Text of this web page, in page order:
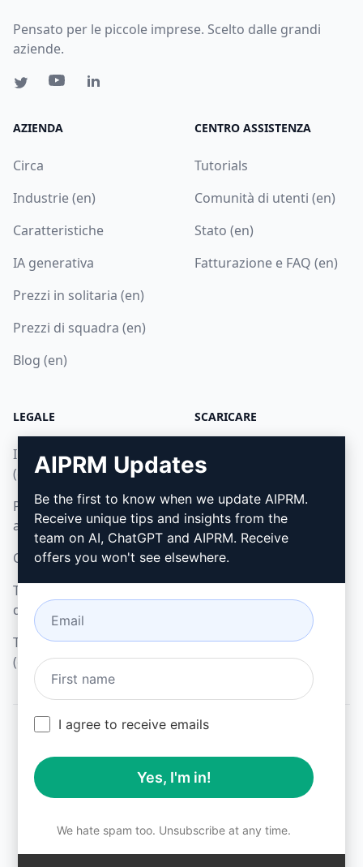
Pensato per le piccole imprese. Scelto dalle grandi
aziende.
AZIENDA
Circa
Industrie (en)
Caratteristiche
IA generativa
Prezzi in solitaria (en)
Prezzi di squadra (en)
Blog (en)
CENTRO ASSISTENZA
Tutorials
Comunità di utenti (en)
Stato (en)
Fatturazione e FAQ (en)
LEGALE
Informativa sulla privacy
(en)
Politica di utilizzo
accettabile (en)
Condizioni di utilizzo (en)
Termini dell'estensione
del browser (en)
Termini di fatturazione
(en)
SCARICARE
Microsoft Edge (en)
All logos, trademarks, and registered trademarks are the
property of their respective owners.
AIPRM and other related brand names are registered
laws.
AIPRM Updates
Be the first to know when we update AIPRM.
Receive unique tips and insights from the
team on AI, ChatGPT and AIPRM. Receive
offers you won't see elsewhere.
I agree to receive emails
Yes, I'm in!
We hate spam too. Unsubscribe at any time.